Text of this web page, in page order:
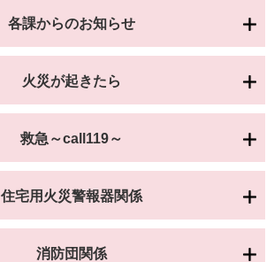
各課からのお知らせ
火災が起きたら
救急～call119～
住宅用火災警報器関係
消防団関係